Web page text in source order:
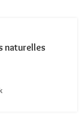
naturelles